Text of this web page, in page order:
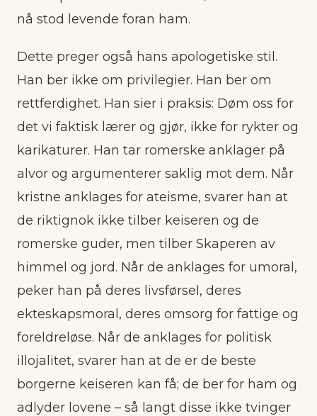
nå stod levende foran ham.
Dette preger også hans apologetiske stil.
Han ber ikke om privilegier. Han ber om
rettferdighet. Han sier i praksis: Døm oss for
det vi faktisk lærer og gjør, ikke for rykter og
karikaturer. Han tar romerske anklager på
alvor og argumenterer saklig mot dem. Når
kristne anklages for ateisme, svarer han at
de riktignok ikke tilber keiseren og de
romerske guder, men tilber Skaperen av
himmel og jord. Når de anklages for umoral,
peker han på deres livsførsel, deres
ekteskapsmoral, deres omsorg for fattige og
foreldreløse. Når de anklages for politisk
illojalitet, svarer han at de er de beste
borgerne keiseren kan få; de ber for ham og
adlyder lovene – så langt disse ikke tvinger